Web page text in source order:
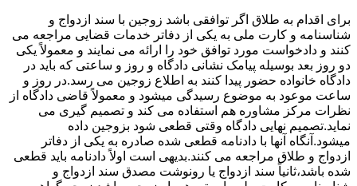
برای اقدام به طلاق اگر توافقی باشد زوجین با سند ازدواج و
شناسنامه و کارت ملی به یکی از دفاتر خدمات قضایی مراجعه می
کنند و دادخواست مورد توافق خود را ارائه می نمایند و معمولاً یکی
دو روز بعد بوسیله پیامک نشانی دادگاه و روز و ساعتی که باید در
دادگاه خانواده حضور پیدا کنند به اطلاع زوجین می رسد.در روز و
ساعت موعود به موضوع رسیدگی میشود و معمولاً قاضی دادگاه از
نظرات مرکز مشاوره هم استفاده می کند و تصمیم گیری می
نماید.تصمیم نهایی دادگاه وقتی قطعی شود بزوجین داده
میشود.آنگاه آنها با دادنامه قطعی شده صادره به یکی از دفاتر
ازدواج و طلاق مراجعه می کنند.بدیهی است اولاً دادنامه باید قطعی
شده باشد،ثانیاً سند ازدواج یا رونوشت مصدق سند ازدواج و